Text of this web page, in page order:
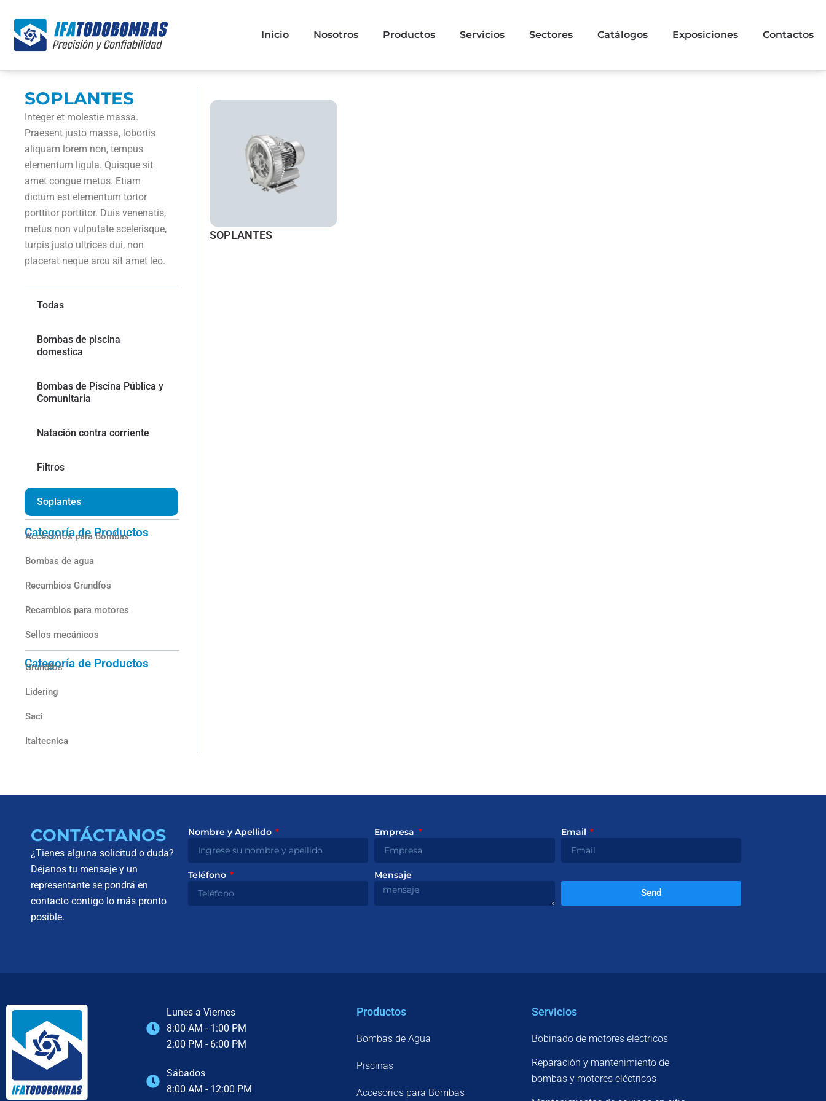
content
Inicio Nosotros Productos Servicios Sectores Catálogos Exposiciones Contactos
SOPLANTES
Integer et molestie massa.
Praesent justo massa, lobortis
aliquam lorem non, tempus
elementum ligula. Quisque sit
amet congue metus. Etiam
dictum est elementum tortor
porttitor porttitor. Duis venenatis,
metus non vulputate scelerisque,
turpis justo ultrices dui, non
placerat neque arcu sit amet leo.
Todas
Bombas de piscina
domestica
Bombas de Piscina Pública y
Comunitaria
Natación contra corriente
Filtros
Soplantes
Categoría de Productos
Accesorios para Bombas
Bombas de agua
Recambios Grundfos
Recambios para motores
Sellos mecánicos
Categoría de Productos
Grundfos
Lidering
Saci
Italtecnica
SOPLANTES
CONTÁCTANOS
¿Tienes alguna solicitud o duda?
Déjanos tu mensaje y un
representante se pondrá en
contacto contigo lo más pronto
posible.
Nombre y Apellido Empresa Email
Teléfono
Mensaje
Send
Lunes a Viernes
8:00 AM - 1:00 PM
2:00 PM - 6:00 PM
Sábados
8:00 AM - 12:00 PM
Productos
Bombas de Agua
Piscinas
Accesorios para Bombas
Servicios
Bobinado de motores eléctricos
Reparación y mantenimiento de
bombas y motores eléctricos